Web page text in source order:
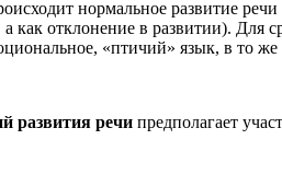
нормальное развитие
а как отклонение в развитии). Для
«птичий» язык, в то
развития речи предполагает